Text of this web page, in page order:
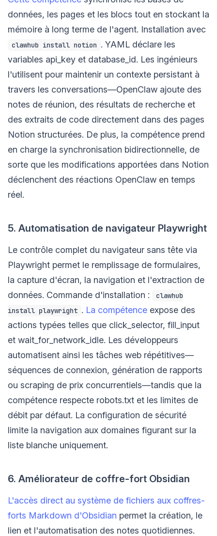
données, les pages et les blocs tout en stockant la
mémoire à long terme de l'agent. Installation avec
clawhub install notion . YAML déclare les
variables api_key et database_id. Les ingénieurs
l'utilisent pour maintenir un contexte persistant à
travers les conversations—OpenClaw ajoute des
notes de réunion, des résultats de recherche et
des extraits de code directement dans des pages
Notion structurées. De plus, la compétence prend
en charge la synchronisation bidirectionnelle, de
sorte que les modifications apportées dans Notion
déclenchent des réactions OpenClaw en temps
réel.
5. Automatisation de navigateur Playwright
Le contrôle complet du navigateur sans tête via
Playwright permet le remplissage de formulaires,
la capture d'écran, la navigation et l'extraction de
données. Commande d'installation :
clawhub
install playwright . La compétence expose des
actions typées telles que click_selector, fill_input
et wait_for_network_idle. Les développeurs
automatisent ainsi les tâches web répétitives—
séquences de connexion, génération de rapports
ou scraping de prix concurrentiels—tandis que la
compétence respecte robots.txt et les limites de
débit par défaut. La configuration de sécurité
limite la navigation aux domaines figurant sur la
liste blanche uniquement.
6. Améliorateur de coffre-fort Obsidian
L'accès direct au système de fichiers aux coffres-
forts Markdown d'Obsidian permet la création, le
lien et l'automatisation des notes quotidiennes.